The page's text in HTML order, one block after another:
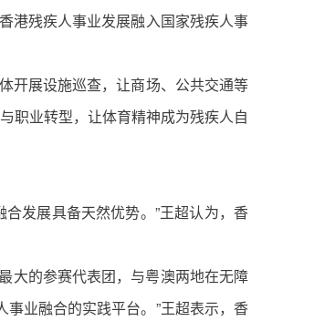
港残疾人事业发展融入国家残疾人事
开展设施巡查，让商场、公共交通等
职业转型，让体育精神成为残疾人自
发展具备天然优势。”王超认为，香
大的参赛代表团，与粤澳两地在无障
业融合的实践平台。”王超表示，香